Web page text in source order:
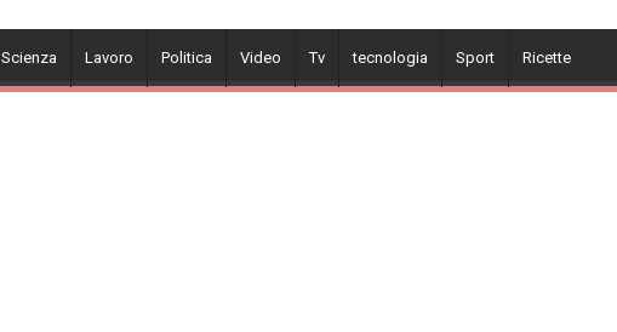
Lavoro Politica Video Tv tecnologia Sport Ricette